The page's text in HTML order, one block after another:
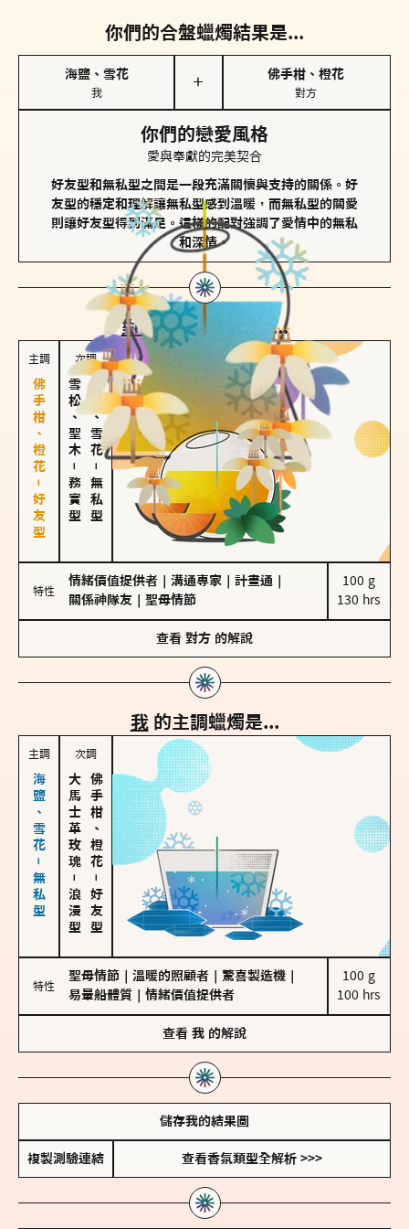
你們的合盤蠟燭結果是...
海鹽、雪花
我
＋
佛手柑、橙花
對方
你們的戀愛風格
愛與奉獻的完美契合
好友型和無私型之間是一段充滿關懷與支持的關係。好
友型的穩定和理解讓無私型感到溫暖，而無私型的關愛
則讓好友型得到滿足。這樣的配對強調了愛情中的無私
和深情。
對方的主調蠟燭是...
主調
佛手柑、橙花－好友型
次調
雪松、聖木
－
務實型
海鹽、雪花
－
無私型
特性
情緒價值提供者 溝通專家 計畫通
關係神隊友
聖母情節
100 g
130 hrs
查看 對方 的解說
我 的主調蠟燭是...
主調
海鹽、雪花－無私型
次調
大馬士革玫瑰
－
浪漫型
佛手柑、橙花
－
好友型
特性
聖母情節 溫暖的照顧者 驚喜製造機
易暈船體質
情緒價值提供者
100 g
100 hrs
查看 我 的解說
儲存我的結果圖
複製測驗連結 查看香氛類型全解析 >>>